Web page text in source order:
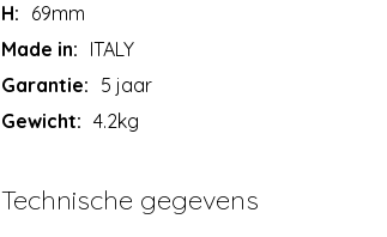
H: 69mm
Made in: ITALY
Garantie: 5 jaar
Gewicht: 4.2kg
Technische gegevens